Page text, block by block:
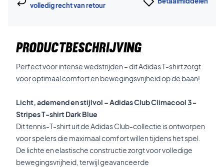
volledig recht van retour
PRODUCTBESCHRIJVING
Perfect voor intense wedstrijden – dit Adidas T-shirt zorgt
voor optimaal comfort en bewegingsvrijheid op de baan!
Licht, ademend en stijlvol – Adidas Club Climacool 3-
Stripes T-shirt Dark Blue
Dit tennis-T-shirt uit de Adidas Club-collectie is ontworpen
voor spelers die maximaal comfort willen tijdens het spel.
De lichte en elastische constructie zorgt voor volledige
bewegingsvrijheid, terwijl geavanceerde